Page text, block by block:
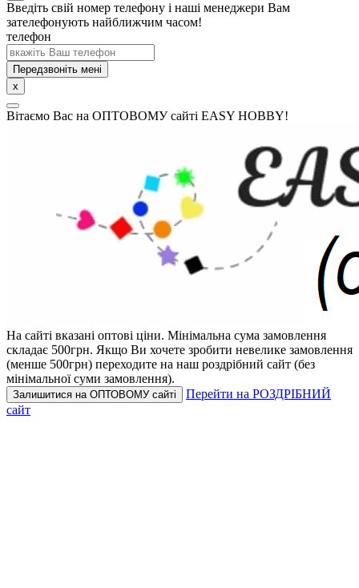
Введіть свій номер телефону і наші менеджери Вам
зателефонують найближчим часом!
телефон
Передзвоніть мені
x
Вітаємо Вас на ОПТОВОМУ сайті EASY HOBBY!
На сайті вказані оптові ціни. Мінімальна сума замовлення
складає 500грн. Якщо Ви хочете зробити невелике замовлення
(менше 500грн) переходите на наш роздрібний сайт (без
мінімальної суми замовлення).
Залишитися на ОПТОВОМУ сайті
Перейти на РОЗДРІБНИЙ
сайт